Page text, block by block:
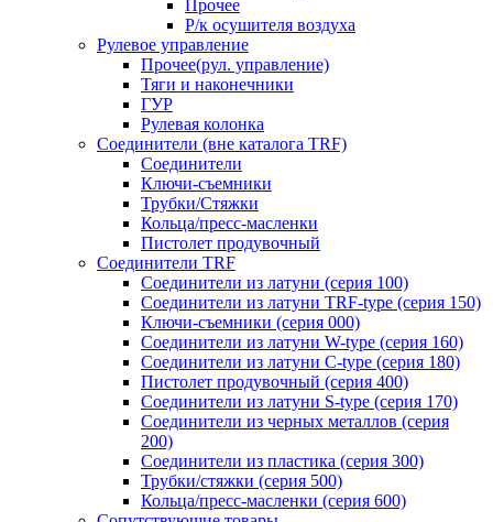
Прочее
Р/к осушителя воздуха
Рулевое управление
Прочее(рул. управление)
Тяги и наконечники
ГУР
Рулевая колонка
Соединители (вне каталога TRF)
Соединители
Ключи-cъемники
Трубки/Стяжки
Кольца/пресс-масленки
Пистолет продувочный
Соединители TRF
Соединители из латуни (серия 100)
Соединители из латуни TRF-type (серия 150)
Ключи-съемники (серия 000)
Соединители из латуни W-type (серия 160)
Соединители из латуни С-type (серия 180)
Пистолет продувочный (серия 400)
Соединители из латуни S-type (серия 170)
Соединители из черных металлов (серия
200)
Соединители из пластика (серия 300)
Трубки/стяжки (серия 500)
Кольца/пресс-масленки (серия 600)